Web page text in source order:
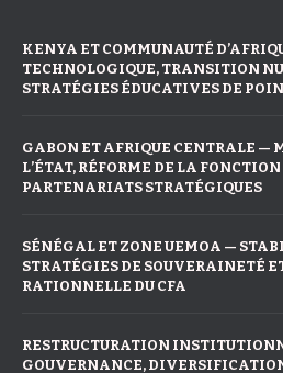
KENYA ET COMMUNAUTÉ
TECHNOLOGIQUE, TRANSITION
STRATÉGIES ÉDUCATIVES DE
GABON ET AFRIQUE CENTRALE —
L’ÉTAT, RÉFORME DE LA
PARTENARIATS STRATÉGIQUES
SÉNÉGAL ET ZONE UEMOA —
STRATÉGIES DE SOUVERAINETÉ
RATIONNELLE DU CFA
RESTRUCTURATION
GOUVERNANCE,